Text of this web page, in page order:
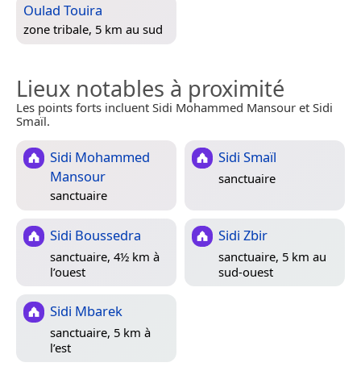
Oulad Touira
zone tribale, 5 km au sud
Lieux notables à proximité
Les points forts incluent Sidi Mohammed Mansour et Sidi
Smaïl.
Sidi Mohammed
Mansour
sanctuaire
Sidi Smaïl
sanctuaire
Sidi Boussedra
sanctuaire, 4½ km à
l’ouest
Sidi Zbir
sanctuaire, 5 km au
sud-ouest
Sidi Mbarek
sanctuaire, 5 km à
l’est